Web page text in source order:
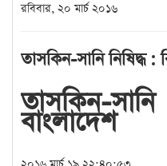
রবিবার, ২০ মার্চ ২০১৬
তাসকিন-সানি নিষিদ্ধ :
তাসকিন-
বাংলাদেশ